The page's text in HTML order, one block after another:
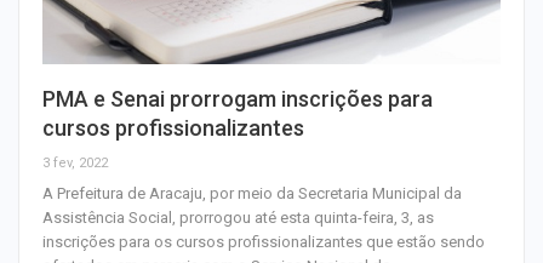
PMA e Senai prorrogam inscrições para
cursos profissionalizantes
3 fev, 2022
A Prefeitura de Aracaju, por meio da Secretaria Municipal da
Assistência Social, prorrogou até esta quinta-feira, 3, as
inscrições para os cursos profissionalizantes que estão sendo